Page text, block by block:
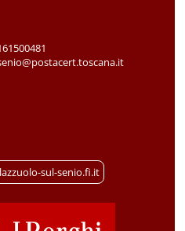
sul-senio.fi.it